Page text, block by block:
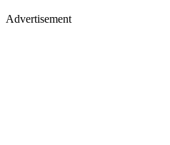
Advertisement